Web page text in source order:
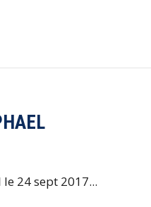
24 sept 2017...